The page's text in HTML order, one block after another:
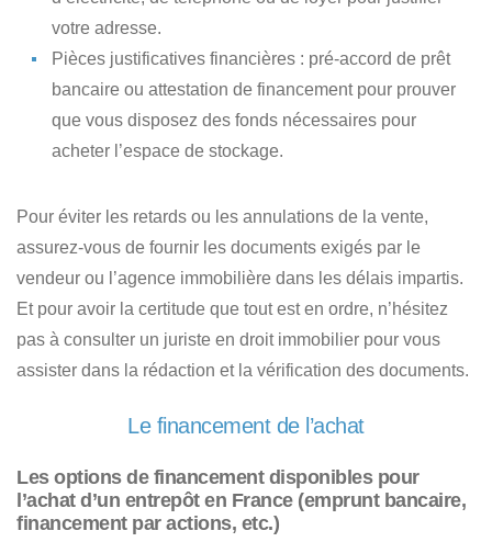
votre adresse.
Pièces justificatives financières : pré-accord de prêt
bancaire ou attestation de financement pour prouver
que vous disposez des fonds nécessaires pour
acheter l’espace de stockage.
Pour éviter les retards ou les annulations de la vente,
assurez-vous de fournir les documents exigés par le
vendeur ou l’agence immobilière dans les délais impartis.
Et pour avoir la certitude que tout est en ordre, n’hésitez
pas à consulter un juriste en droit immobilier pour vous
assister dans la rédaction et la vérification des documents.
Le financement de l’achat
Les options de financement disponibles pour
l’achat d’un entrepôt en France (emprunt bancaire,
financement par actions, etc.)